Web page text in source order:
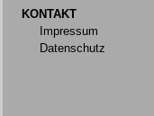
KONTAKT
Impressum
Datenschutz